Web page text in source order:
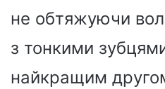
не обтяжуючи
з тонкими
найкращим